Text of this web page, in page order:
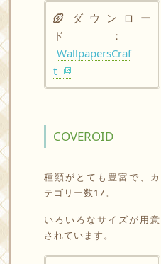
ダウンロー
ド ：
WallpapersCraf
t
COVEROID
種類がとても豊富で、カ
テゴリー数17。
いろいろなサイズが用意
されています。